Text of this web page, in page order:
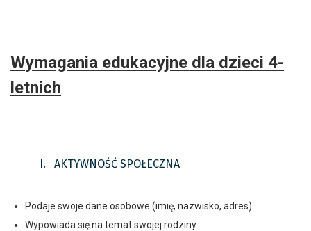
Wymagania edukacyjne dla dzieci 4-
letnich
I. AKTYWNOŚĆ SPOŁECZNA
Podaje swoje dane osobowe (imię, nazwisko, adres)
Wypowiada się na temat swojej rodziny